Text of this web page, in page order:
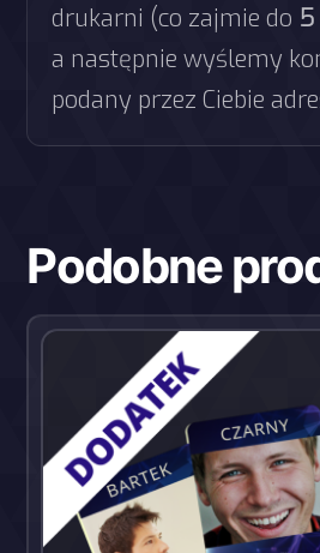
drukarni (co zajmie do 5
a następnie wyślemy
podany przez Ciebie
Podobne